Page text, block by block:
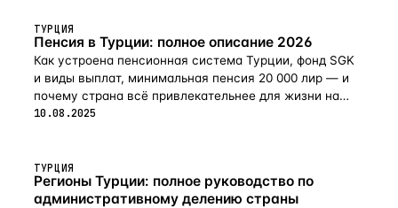
ТУРЦИЯ
Пенсия в Турции: полное описание 2026
Как устроена пенсионная система Турции, фонд SGK
и виды выплат, минимальная пенсия 20 000 лир — и
почему страна всё привлекательнее для жизни на
пенсии в 2026-м.
10.08.2025
ТУРЦИЯ
Регионы Турции: полное руководство по
административному делению страны